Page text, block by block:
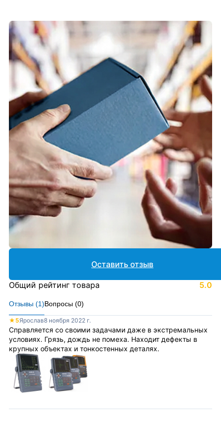
Отзывы (1)Вопросы (0)
★ 5Ярослав8 ноября 2022 г.
Справляется со своими задачами даже в экстремальных
условиях. Грязь, дождь не помеха. Находит дефекты в
крупных объектах и тонкостенных деталях.
Оставить отзыв
Общий рейтинг товара 5.0